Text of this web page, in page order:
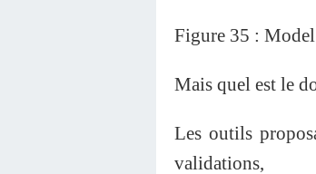
Figure 35 :
Mais quel est le
Les outils
validations,